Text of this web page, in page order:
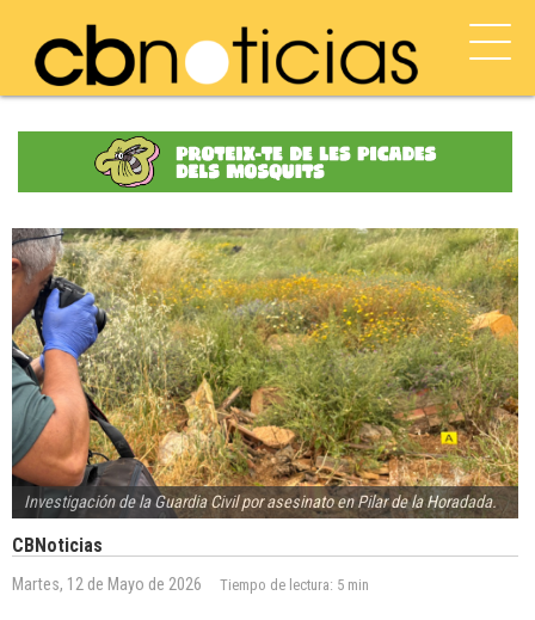
Investigación de la Guardia Civil por asesinato en Pilar de la Horadada.
CBNoticias
Martes, 12 de Mayo de 2026 Tiempo de lectura: 5 min